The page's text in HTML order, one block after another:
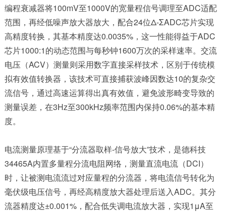
编程衰减器将100mV至1000V的宽量程信号调理至ADC适配
范围，再经低噪声放大器放大，配合24位Δ-ΣADC芯片实现
高精度转换，其基本精度达0.0035%，这一性能得益于ADC
芯片1000:1的动态范围与每秒钟1600万次的采样速率。交流
电压（ACV）测量则采用数字直接采样技术，区别于传统模
拟有效值转换器，该技术可直接捕获波峰因数达10的复杂交
流信号，通过高速运算得出真有效值，避免波形畸变导致的
测量误差，在3Hz至300kHz频率范围内保持0.06%的基本精
度。​
电流测量原理基于“分流器取样-信号放大”技术，是德科技
34465A内置多量程分流电阻网络，测量直流电流（DCI）
时，让被测电流流过对应量程的分流器，将电流信号转化为
毫伏级电压信号，再经高精度放大器处理后送入ADC。其分
流器精度达±0.001%，配合低失调电流放大器，实现1μA至